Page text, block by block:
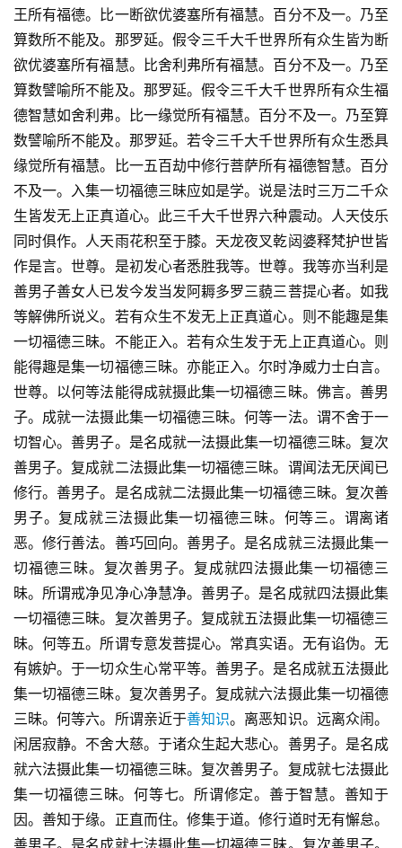
王所有福德。比一断欲优婆塞所有福慧。百分不及一。乃至
算数所不能及。那罗延。假令三千大千世界所有众生皆为断
欲优婆塞所有福慧。比舍利弗所有福慧。百分不及一。乃至
算数譬喻所不能及。那罗延。假令三千大千世界所有众生福
德智慧如舍利弗。比一缘觉所有福慧。百分不及一。乃至算
数譬喻所不能及。那罗延。若令三千大千世界所有众生悉具
缘觉所有福慧。比一五百劫中修行菩萨所有福德智慧。百分
不及一。入集一切福德三昧应如是学。说是法时三万二千众
生皆发无上正真道心。此三千大千世界六种震动。人天伎乐
同时俱作。人天雨花积至于膝。天龙夜叉乾闼婆释梵护世皆
作是言。世尊。是初发心者悉胜我等。世尊。我等亦当利是
善男子善女人已发今发当发阿耨多罗三藐三菩提心者。如我
等解佛所说义。若有众生不发无上正真道心。则不能趣是集
一切福德三昧。不能正入。若有众生发于无上正真道心。则
能得趣是集一切福德三昧。亦能正入。尔时净威力士白言。
世尊。以何等法能得成就摄此集一切福德三昧。佛言。善男
子。成就一法摄此集一切福德三昧。何等一法。谓不舍于一
切智心。善男子。是名成就一法摄此集一切福德三昧。复次
善男子。复成就二法摄此集一切福德三昧。谓闻法无厌闻已
修行。善男子。是名成就二法摄此集一切福德三昧。复次善
男子。复成就三法摄此集一切福德三昧。何等三。谓离诸
恶。修行善法。善巧回向。善男子。是名成就三法摄此集一
切福德三昧。复次善男子。复成就四法摄此集一切福德三
昧。所谓戒净见净心净慧净。善男子。是名成就四法摄此集
一切福德三昧。复次善男子。复成就五法摄此集一切福德三
昧。何等五。所谓专意发菩提心。常真实语。无有谄伪。无
有嫉妒。于一切众生心常平等。善男子。是名成就五法摄此
集一切福德三昧。复次善男子。复成就六法摄此集一切福德
三昧。何等六。所谓亲近于善知识。离恶知识。远离众闹。
闲居寂静。不舍大慈。于诸众生起大悲心。善男子。是名成
就六法摄此集一切福德三昧。复次善男子。复成就七法摄此
集一切福德三昧。何等七。所谓修定。善于智慧。善知于
因。善知于缘。正直而住。修集于道。修行道时无有懈怠。